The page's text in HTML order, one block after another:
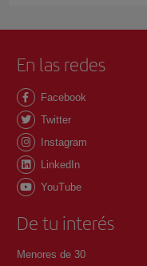
En las redes
Facebook
Twitter
Instagram
LinkedIn
YouTube
De tu interés
Menores de 30